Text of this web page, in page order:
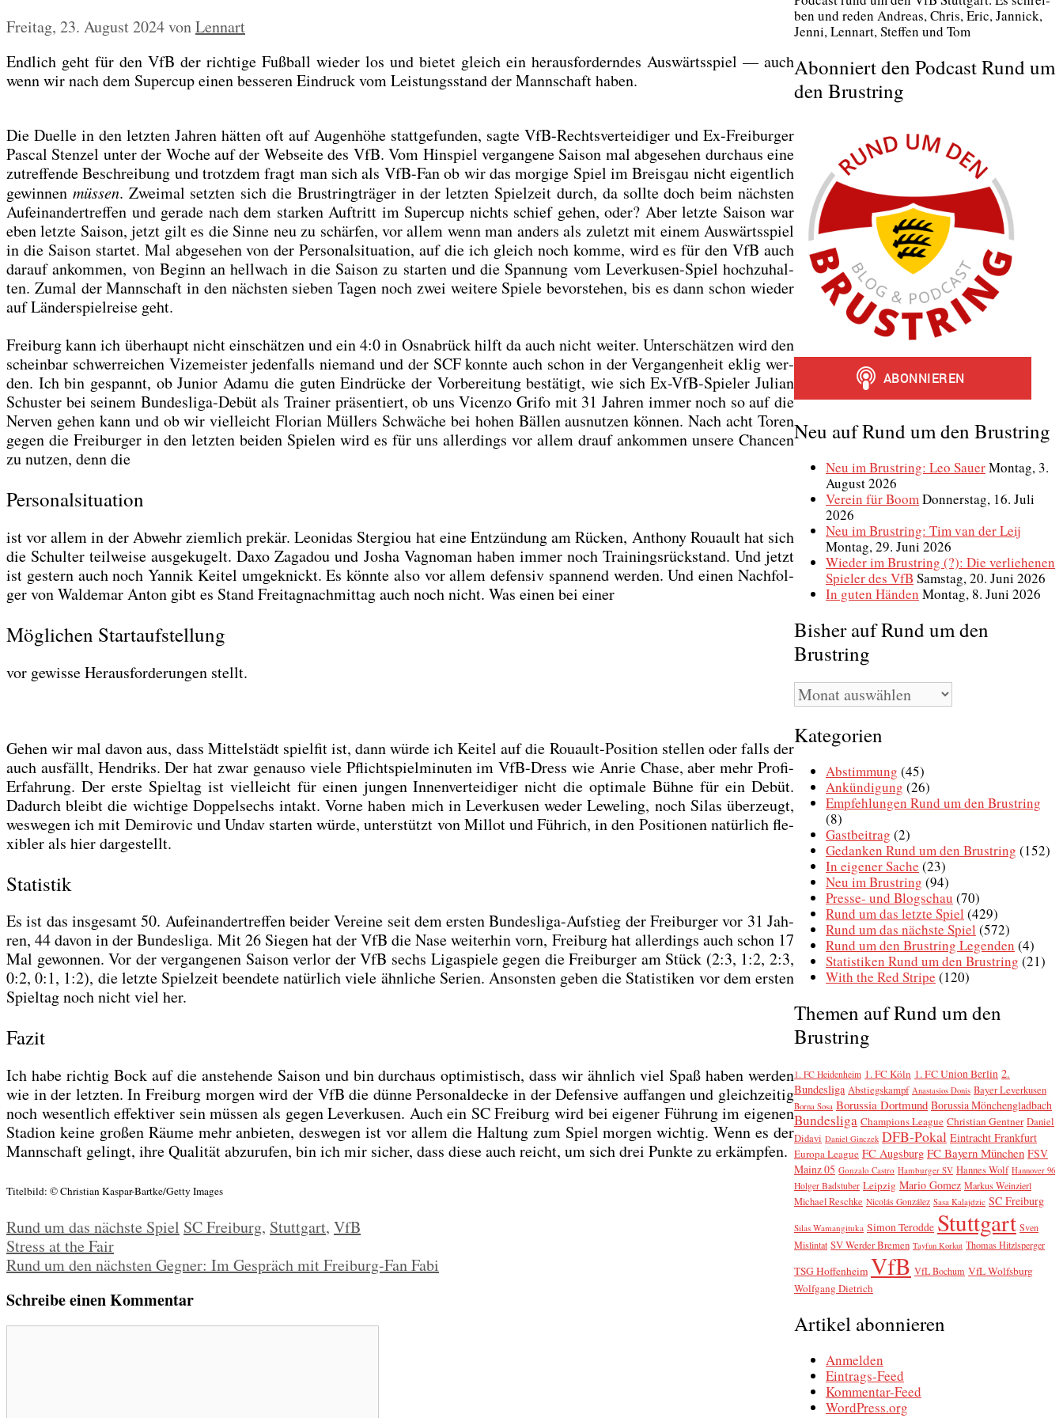
Freitag, 23. August 2024vonLennart
End­lich geht für den VfB der rich­ti­ge Fuß­ball wie­der los und bie­tet gleich ein her­aus­for­dern­des Aus­wärts­spiel — auch
wenn wir nach dem Super­cup einen bes­se­ren Ein­druck vom Leis­tungs­stand der Mann­schaft haben.
Die Duel­le in den letz­ten Jah­ren hät­ten oft auf Augen­hö­he statt­ge­fun­den, sag­te VfB-Rechts­ver­tei­di­ger und Ex-Frei­bur­ger
Pas­cal Sten­zel unter der Woche auf der Web­sei­te des VfB. Vom Hin­spiel ver­gan­ge­ne Sai­son mal abge­se­hen durch­aus eine
zutref­fen­de Beschrei­bung und trotz­dem fragt man sich als VfB-Fan ob wir das mor­gi­ge Spiel im Breis­gau nicht eigent­lich
gewin­nen müs­sen. Zwei­mal setz­ten sich die Brust­ring­trä­ger in der letz­ten Spiel­zeit durch, da soll­te doch beim nächs­ten
Auf­ein­an­der­tref­fen und gera­de nach dem star­ken Auf­tritt im Super­cup nichts schief gehen, oder? Aber letz­te Sai­son war
eben letz­te Sai­son, jetzt gilt es die Sin­ne neu zu schär­fen, vor allem wenn man anders als zuletzt mit einem Aus­wärts­spiel
in die Sai­son star­tet. Mal abge­se­hen von der Per­so­nal­si­tua­ti­on, auf die ich gleich noch kom­me, wird es für den VfB auch
dar­auf ankom­men, von Beginn an hell­wach in die Sai­son zu star­ten und die Span­nung vom Lever­ku­sen-Spiel hoch­zu­hal­
ten. Zumal der Mann­schaft in den nächs­ten sie­ben Tagen noch zwei wei­te­re Spie­le bevor­ste­hen, bis es dann schon wie­der
auf Län­der­spiel­rei­se geht.
Frei­burg kann ich über­haupt nicht ein­schät­zen und ein 4:0 in Osna­brück hilft da auch nicht wei­ter. Unter­schät­zen wird den
schein­bar schwer­rei­chen Vize­meis­ter jeden­falls nie­mand und der SCF konn­te auch schon in der Ver­gan­gen­heit eklig wer­
den. Ich bin gespannt, ob Juni­or Ada­mu die guten Ein­drü­cke der Vor­be­rei­tung bestä­tigt, wie sich Ex-VfB-Spie­ler Juli­an
Schus­ter bei sei­nem Bun­des­li­ga-Debüt als Trai­ner prä­sen­tiert, ob uns Vicen­zo Grifo mit 31 Jah­ren immer noch so auf die
Ner­ven gehen kann und ob wir viel­leicht Flo­ri­an Mül­lers Schwä­che bei hohen Bäl­len aus­nut­zen kön­nen. Nach acht Toren
gegen die Frei­bur­ger in den letz­ten bei­den Spie­len wird es für uns aller­dings vor allem drauf ankom­men unse­re Chan­cen
zu nut­zen, denn die
Personalsituation
ist vor allem in der Abwehr ziem­lich pre­kär. Leo­ni­das Ster­giou hat eine Ent­zün­dung am Rücken, Antho­ny Rou­ault hat sich
die Schul­ter teil­wei­se aus­ge­ku­gelt. Daxo Zag­adou und Josha Vagno­man haben immer noch Trai­nings­rück­stand. Und jetzt
ist ges­tern auch noch Yan­nik Kei­tel umge­knickt. Es könn­te also vor allem defen­siv span­nend wer­den. Und einen Nach­fol­
ger von Wal­de­mar Anton gibt es Stand Frei­tag­nach­mit­tag auch noch nicht. Was einen bei einer
Möglichen Startaufstellung
vor gewis­se Her­aus­for­de­run­gen stellt.
Gehen wir mal davon aus, dass Mit­tel­städt spiel­fit ist, dann wür­de ich Kei­tel auf die Rou­ault-Posi­ti­on stel­len oder falls der
auch aus­fällt, Hen­driks. Der hat zwar genau­so vie­le Pflicht­spiel­mi­nu­ten im VfB-Dress wie Anrie Cha­se, aber mehr Pro­fi-
Erfah­rung. Der ers­te Spiel­tag ist viel­leicht für einen jun­gen Innen­ver­tei­di­ger nicht die opti­ma­le Büh­ne für ein Debüt.
Dadurch bleibt die wich­ti­ge Dop­pel­sechs intakt. Vor­ne haben mich in Lever­ku­sen weder Lewe­ling, noch Silas über­zeugt,
wes­we­gen ich mit Demi­ro­vic und Undav star­ten wür­de, unter­stützt von Mil­lot und Füh­rich, in den Posi­tio­nen natür­lich fle­
xi­bler als hier dar­ge­stellt.
Statistik
Es ist das ins­ge­samt 50. Auf­ein­an­der­tref­fen bei­der Ver­ei­ne seit dem ers­ten Bun­des­li­ga-Auf­stieg der Frei­bur­ger vor 31 Jah­
ren, 44 davon in der Bun­des­li­ga. Mit 26 Sie­gen hat der VfB die Nase wei­ter­hin vorn, Frei­burg hat aller­dings auch schon 17
Mal gewon­nen. Vor der ver­gan­ge­nen Sai­son ver­lor der VfB sechs Liga­spie­le gegen die Frei­bur­ger am Stück (2:3, 1:2, 2:3,
0:2, 0:1, 1:2), die letz­te Spiel­zeit been­de­te natür­lich vie­le ähn­li­che Seri­en. Ansons­ten geben die Sta­tis­ti­ken vor dem ers­ten
Spiel­tag noch nicht viel her.
Fazit
Ich habe rich­tig Bock auf die anste­hen­de Sai­son und bin durch­aus opti­mis­tisch, dass wir ähn­lich viel Spaß haben wer­den
wie in der letz­ten. In Frei­burg mor­gen wird der VfB die dün­ne Per­so­nal­de­cke in der Defen­si­ve auf­fan­gen und gleich­zei­tig
noch wesent­lich effek­ti­ver sein müs­sen als gegen Lever­ku­sen. Auch ein SC Frei­burg wird bei eige­ner Füh­rung im eige­nen
Sta­di­on kei­ne gro­ßen Räu­me mehr anbie­ten, des­we­gen ist vor allem die Hal­tung zum Spiel mor­gen wich­tig. Wenn es der
Mann­schaft gelingt, ihre Qua­li­tät abzu­ru­fen, bin ich mir sicher, dass die­se auch reicht, um sich drei Punk­te zu erkämp­fen.
Titel­bild: © Chris­ti­an Kas­par-Bart­ke/­Get­ty Images
Kategorien
Rund um das nächste Spiel Schlagwörter
SC Freiburg, Stuttgart, VfB
Stress at the Fair
Rund um den nächsten Gegner: Im Gespräch mit Freiburg-Fan Fabi
Schreibe einen Kommentar
ben und reden Andre­as, Chris, Eric, Jan­nick,
Jen­ni, Lenn­art, Stef­fen und Tom
Abonniert den Podcast Rund um
den Brustring
Neu auf Rund um den Brustring
Neu im Brustring: Leo SauerMontag, 3.
August 2026
Verein für Boom Donnerstag, 16. Juli
2026
Neu im Brustring: Tim van der Leij
Montag, 29. Juni 2026
Wieder im Brustring (?): Die verliehenen
Spieler des VfB Samstag, 20. Juni 2026
In guten Händen Montag, 8. Juni 2026
Bisher auf Rund um den
Brustring
Bisher
auf
um
den
Brustring
Kategorien
Abstimmung (45)
Ankündigung (26)
Empfehlungen Rund um den Brustring
(8)
Gastbeitrag (2)
Gedanken Rund um den Brustring (152)
In eigener Sache (23)
Neu im Brustring (94)
Presse- und Blogschau (70)
Rund um das letzte Spiel (429)
Rund um das nächste Spiel (572)
Rund um den Brustring Legenden (4)
Statistiken Rund um den Brustring (21)
With the Red Stripe (120)
Themen auf Rund um den
Brustring
1. FC Heidenheim 1. FC Köln 1. FC Union Berlin 2.
Bundesliga Abstiegskampf Anastasios Donis Bayer Leverkusen
Borna Sosa Borussia Dortmund Borussia Mönchengladbach
Bundesliga Champions League Christian Gentner Daniel
Didavi Daniel Ginczek DFB-Pokal Eintracht Frankfurt
Europa League FC Augsburg FC Bayern München FSV
Mainz 05 Gonzalo Castro Hamburger SV Hannes Wolf Hannover 96
Holger Badstuber Leipzig Mario Gomez Markus Weinzierl
Michael Reschke Nicolás González Sasa Kalajdzic SC Freiburg
Silas Wamangituka Simon Terodde Stuttgart Sven
Mislintat SV Werder Bremen Tayfun Korkut Thomas Hitzlsperger
TSG Hoffenheim VfB VfL Bochum VfL Wolfsburg
Wolfgang Dietrich
Artikel abonnieren
Anmelden
Eintrags-Feed
Kommentar-Feed
WordPress.org